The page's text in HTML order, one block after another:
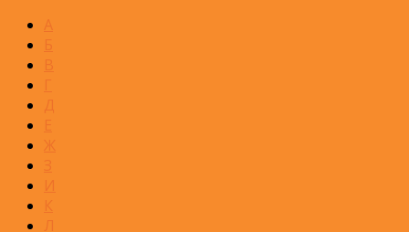
А
Б
В
Г
Д
Е
Ж
З
И
К
Л